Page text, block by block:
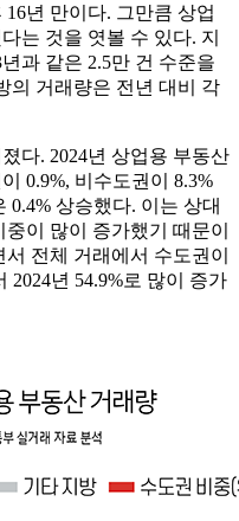
년 만이다. 그만큼 상업
는 것을 엿볼 수 있다. 지
과 같은 2.5만 건 수준을
의 거래량은 전년 대비 각
다. 2024년 상업용 부동산
0.9%, 비수도권이 8.3%
상승했다. 이는 상대
이 많이 증가했기 때문이
전체 거래에서 수도권이
2024년 54.9%로 많이 증가